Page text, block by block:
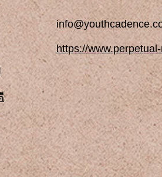
https://